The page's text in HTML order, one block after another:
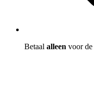
Betaal alleen voor de